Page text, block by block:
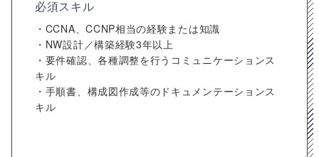
必須スキル
・CCNA、CCNP相当の経験または知識
・NW設計／構築経験3年以上
・要件確認、各種調整を行うコミュニケーションス
キル
・手順書、構成図作成等のドキュメンテーションス
キル